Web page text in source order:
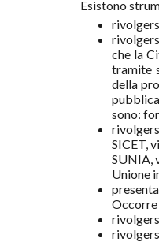
Esistono
che la
tramite
della
sono:
SICET,
SUNIA,
Unione
Occorre